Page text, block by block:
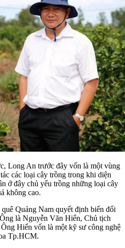
Long An trước đây vốn là một vùng
các loại cây trồng trong khi diện
ở đây chủ yếu trồng những loại cây
không cao.
Quảng Nam quyết định biến đổi
là Nguyễn Văn Hiển, Chủ tịch
Hiển vốn là một kỹ sư công nghệ
Tp.HCM.